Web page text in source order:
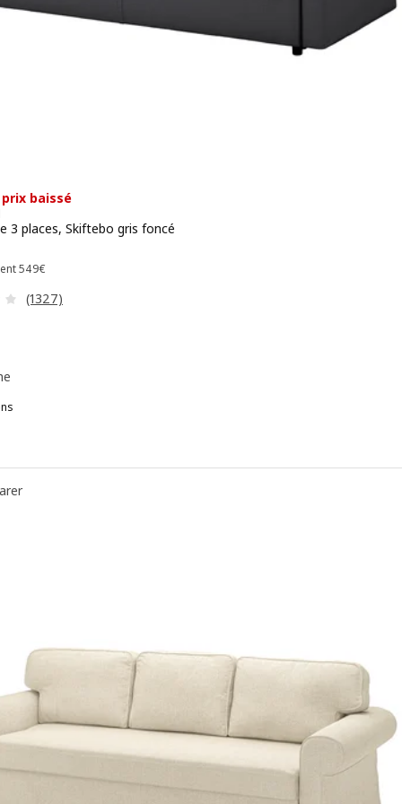
baissé
3 places, Skiftebo gris foncé
549€
Prix précédent 549€
Révision: 4.1 hors de 5 étoiles. Nombre total de
(1327)
Canapé 3 places convertible, Faringe gris clair
Convertible 3 places, Bomstad noir